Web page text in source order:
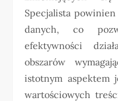
Specjalista
danych, co
efektywności
obszarów
istotnym aspektem
wartościowych